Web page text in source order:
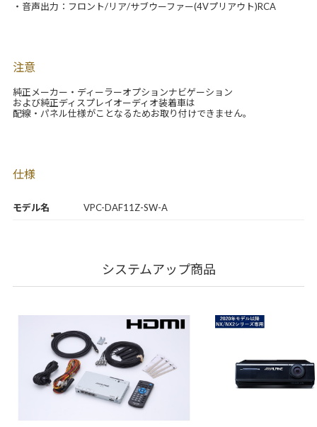
モデル名 VPC-DAF11Z-SW-A
・音声出力：フロント/リア/サブウーファー(4Vプリアウト)RCA
注意
純正メーカー・ディーラーオプションナビゲーション
および純正ディスプレイオーディオ装着車は
配線・パネル仕様がことなるためお取り付けできません。
仕様
システムアップ商品